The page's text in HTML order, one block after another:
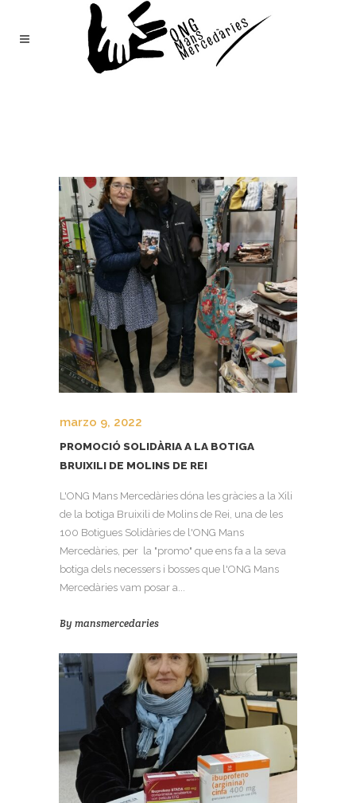
marzo 9, 2022
PROMOCIÓ SOLIDÀRIA A LA BOTIGA
BRUIXILI DE MOLINS DE REI
L'ONG Mans Mercedàries dóna les gràcies a la Xili
de la botiga Bruixili de Molins de Rei, una de les
100 Botigues Solidàries de l'ONG Mans
Mercedàries, per la "promo" que ens fa a la seva
botiga dels necessers i bosses que l'ONG Mans
Mercedàries vam posar a...
By mansmercedaries